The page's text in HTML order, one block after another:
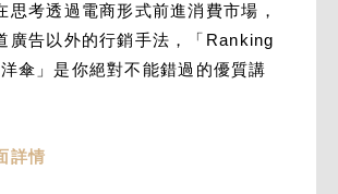
思考透過電商形式前進消費市場，
廣告以外的行銷手法，「Ranking
傘」是你絕對不能錯過的優質講
詳情